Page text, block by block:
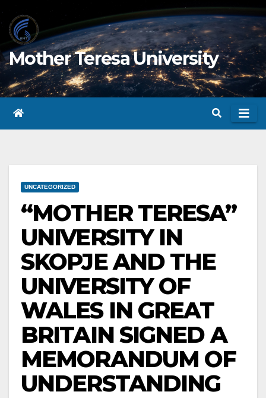
to
content
Mother Teresa University
UNCATEGORIZED
“MOTHER TERESA”
UNIVERSITY IN
SKOPJE AND THE
UNIVERSITY OF
WALES IN GREAT
BRITAIN SIGNED A
MEMORANDUM OF
UNDERSTANDING